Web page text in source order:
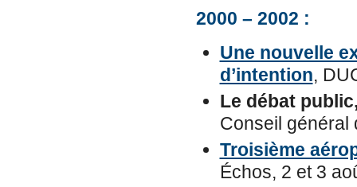
2000 – 2002 :
Une nouvelle
d’intention,
Le débat
Conseil général
Troisième
Échos, 2 et 3